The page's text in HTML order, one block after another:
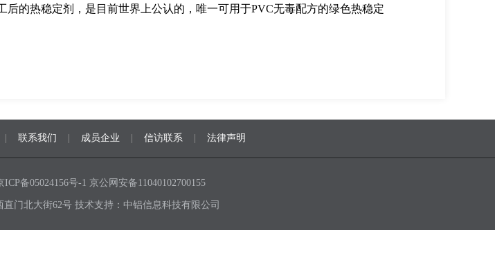
的热稳定剂，是目前世界上公认的，唯一可用于PVC无毒配方的绿色热稳定
联系我们 成员企业 信访联系 法律声明
ICP备05024156号-1 京公网安备11040102700155
门北大街62号 技术支持：中铝信息科技有限公司